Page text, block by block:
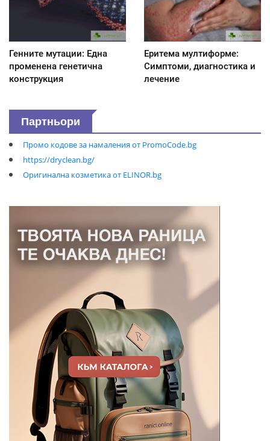
Генните мутации: Една
променена генетична
конструкция
Еритема мултиформе:
Симптоми, диагностика и
лечение
Партньори
Промо кодове за намаления от PromoCode.bg
https://dryclean.bg/
Оригинална козметика от ELINOR.bg